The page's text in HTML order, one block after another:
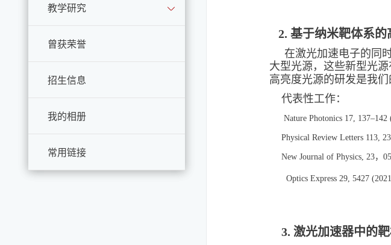
教学研究
曾获荣誉
招生信息
我的相册
常用链接
2. 基于纳米靶体系的
在激光加速电子的同时
大型光源，这些新型光
高亮度光源的研发是我们
代表性工作：
Nature Photonics 17, 137–142
Physical Review Letters 113,
New Journal of Physics, 23，
Optics Express 29, 5427
3. 激光加速器中的